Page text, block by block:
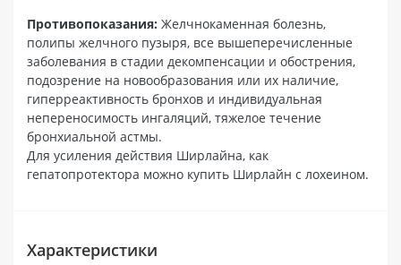
Противопоказания: Желчнокаменная болезнь,
полипы желчного пузыря, все вышеперечисленные
заболевания в стадии декомпенсации и обострения,
подозрение на новообразования или их наличие,
гиперреактивность бронхов и индивидуальная
непереносимость ингаляций, тяжелое течение
бронхиальной астмы.
Для усиления действия Ширлайна, как
гепатопротектора можно купить Ширлайн с лохеином.
Характеристики